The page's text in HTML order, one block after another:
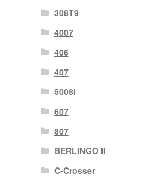
308T9
4007
406
407
5008I
607
807
BERLINGO II
C-Crosser